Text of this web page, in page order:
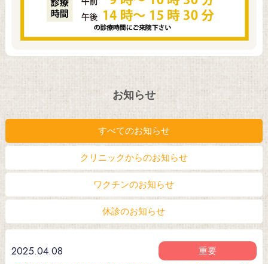
お知らせ
すべてのお知らせ
クリニックからのお知らせ
ワクチンのお知らせ
休診のお知らせ
2025.04.08 重要